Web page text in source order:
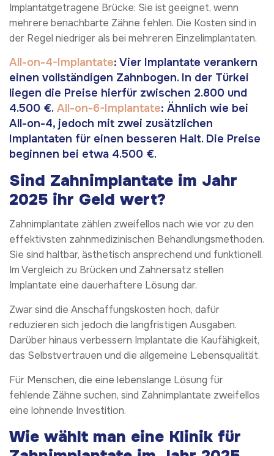
Implantatgetragene Brücke: Sie ist geeignet, wenn
mehrere benachbarte Zähne fehlen. Die Kosten sind in
der Regel niedriger als bei mehreren Einzelimplantaten.
All-on-4-Implantate: Vier Implantate verankern
einen vollständigen Zahnbogen. In der Türkei
liegen die Preise hierfür zwischen 2.800 und
4.500 €. All-on-6-Implantate: Ähnlich wie bei
All-on-4, jedoch mit zwei zusätzlichen
Implantaten für einen besseren Halt. Die Preise
beginnen bei etwa 4.500 €.
Sind Zahnimplantate im Jahr
2025 ihr Geld wert?
Zahnimplantate zählen zweifellos nach wie vor zu den
effektivsten zahnmedizinischen Behandlungsmethoden.
Sie sind haltbar, ästhetisch ansprechend und funktionell.
Im Vergleich zu Brücken und Zahnersatz stellen
Implantate eine dauerhaftere Lösung dar.
Zwar sind die Anschaffungskosten hoch, dafür
reduzieren sich jedoch die langfristigen Ausgaben.
Darüber hinaus verbessern Implantate die Kaufähigkeit,
das Selbstvertrauen und die allgemeine Lebensqualität.
Für Menschen, die eine lebenslange Lösung für
fehlende Zähne suchen, sind Zahnimplantate zweifellos
eine lohnende Investition.
Wie wählt man eine Klinik für